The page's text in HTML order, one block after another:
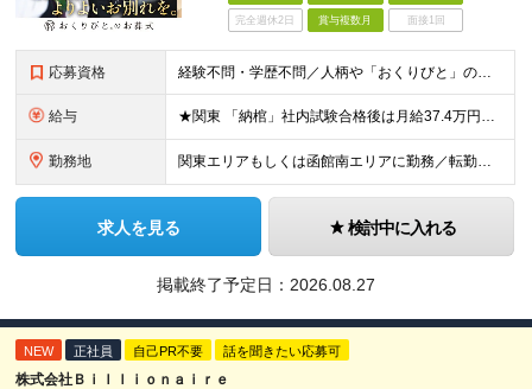
完全週休2日 賞与複数月 面接1回
応募資格 経験不問・学歴不問／人柄や「おくりびと」の仕事への興味を重視します！ ■普通自動車免許をお持ちの方（AT限定可） ※現場間の移動等で運転の頻度が高いため、運転に抵抗のない方を想定しています 《以下
給与 ★関東 「納棺」社内試験合格後は月給37.4万円以上可能 月給35万4327円～65万674円（住宅手当2万円、固定残業代40時間分／月7万9327円～含む）+各種手当+賞与年2回 ※固定残業時間
勤務地 関東エリアもしくは函館南エリアに勤務／転勤なし ＜関東エリア＞ 配属先拠点を中心に一都三県にてお仕事をしていただきます。 ご希望を伺ったうえで、募集状況に応じていずれかの勤務地に配属となります。
求人を見る 検討中に入れる
掲載終了予定日： 2026.08.27
NEW 正社員 自己PR不要 話を聞きたい応募可
株式会社Ｂｉｌｌｉｏｎａｉｒｅ